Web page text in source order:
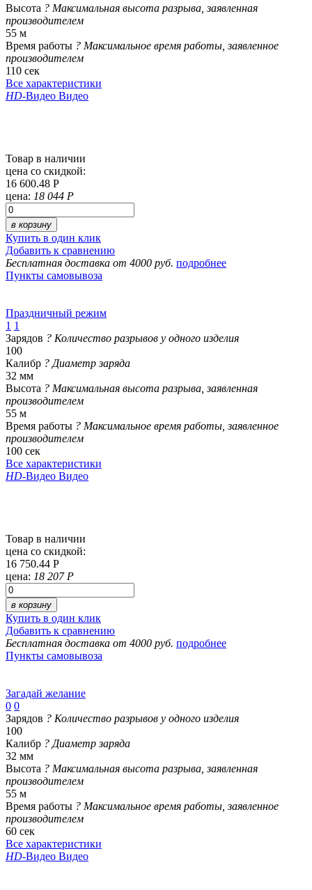
Высота ? Максимальная высота разрыва, заявленная
производителем
55 м
Время работы ? Максимальное время работы, заявленное
производителем
110 сек
Все характеристики
HD-Видео Видео
Товар в наличии
цена со скидкой:
16 600.48 Р
цена: 18 044 Р
в корзину
Купить в один клик
Добавить к сравнению
Бесплатная доставка от 4000 руб. подробнее
Пункты самовывоза
Праздничный режим
1 1
Зарядов ? Количество разрывов у одного изделия
100
Калибр ? Диаметр заряда
32 мм
Высота ? Максимальная высота разрыва, заявленная
производителем
55 м
Время работы ? Максимальное время работы, заявленное
производителем
100 сек
Все характеристики
HD-Видео Видео
Товар в наличии
цена со скидкой:
16 750.44 Р
цена: 18 207 Р
в корзину
Купить в один клик
Добавить к сравнению
Бесплатная доставка от 4000 руб. подробнее
Пункты самовывоза
Загадай желание
0 0
Зарядов ? Количество разрывов у одного изделия
100
Калибр ? Диаметр заряда
32 мм
Высота ? Максимальная высота разрыва, заявленная
производителем
55 м
Время работы ? Максимальное время работы, заявленное
производителем
60 сек
Все характеристики
HD-Видео Видео